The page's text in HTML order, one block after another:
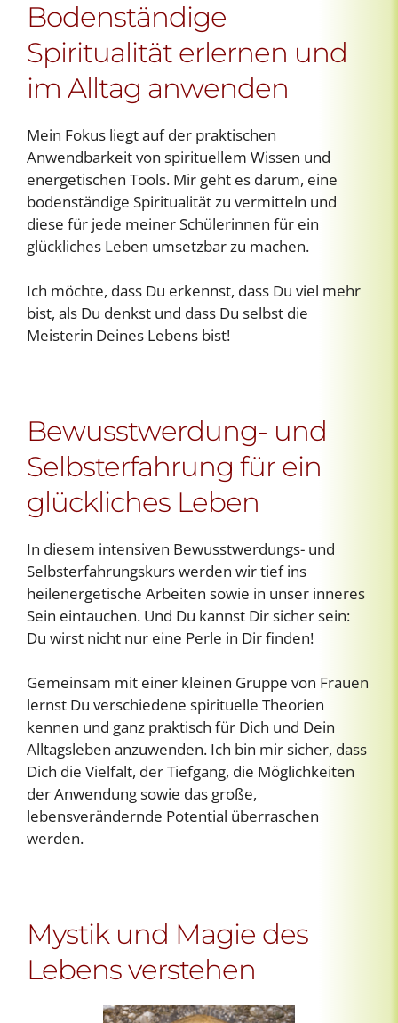
Bodenständige
Spiritualität erlernen und
im Alltag anwenden
Mein Fokus liegt auf der praktischen
Anwendbarkeit von spirituellem Wissen und
energetischen Tools. Mir geht es darum, eine
bodenständige Spiritualität zu vermitteln und
diese für jede meiner Schülerinnen für ein
glückliches Leben umsetzbar zu machen.
Ich möchte, dass Du erkennst, dass Du viel mehr
bist, als Du denkst und dass Du selbst die
Meisterin Deines Lebens bist!
Bewusstwerdung- und
Selbsterfahrung für ein
glückliches Leben
In diesem intensiven Bewusstwerdungs- und
Selbsterfahrungskurs werden wir tief ins
heilenergetische Arbeiten sowie in unser inneres
Sein eintauchen. Und Du kannst Dir sicher sein:
Du wirst nicht nur eine Perle in Dir finden!
Gemeinsam mit einer kleinen Gruppe von Frauen
lernst Du verschiedene spirituelle Theorien
kennen und ganz praktisch für Dich und Dein
Alltagsleben anzuwenden. Ich bin mir sicher, dass
Dich die Vielfalt, der Tiefgang, die Möglichkeiten
der Anwendung sowie das große,
lebensverändernde Potential überraschen
werden.
Mystik und Magie des
Lebens verstehen